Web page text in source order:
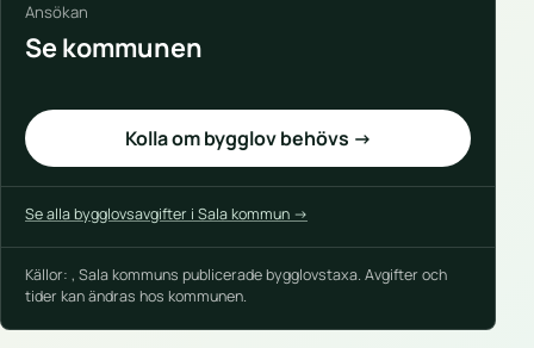
Ansökan
Se kommunen
Kolla om bygglov behövs →
Se alla bygglovsavgifter i Sala kommun →
Källor: , Sala kommuns publicerade bygglovstaxa. Avgifter och
tider kan ändras hos kommunen.